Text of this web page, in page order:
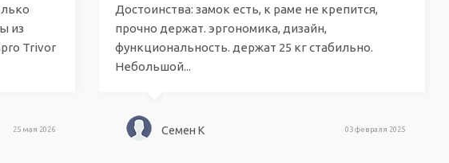
из
Trivor
25 мая 2026
Достоинства: замок есть, к раме не крепится,
прочно держат. эргономика, дизайн,
функциональность. держат 25 кг стабильно.
Небольшой...
Семен K 03 февраля 2025